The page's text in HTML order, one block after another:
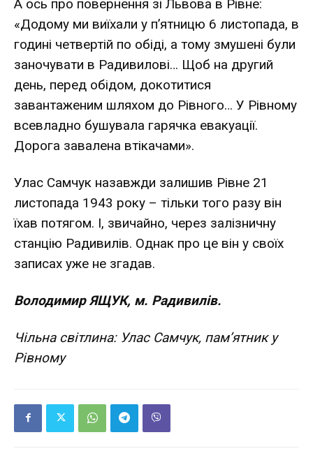
А ось про повернення зі Львова в Рівне:
«Додому ми виїхали у п’ятницю 6 листопада, в
годині четвертій по обіді, а тому змушені були
заночувати в Радивилові… Щоб на другий
день, перед обідом, докотитися
завантаженим шляхом до Рівного… У Рівному
всевладно бушувала гарячка евакуації.
Дорога завалена втікачами».
Улас Самчук назавжди залишив Рівне 21
листопада 1943 року – тільки того разу він
їхав потягом. І, звичайно, через залізничну
станцію Радивилів. Однак про це він у своїх
записах уже не згадав.
Володимир ЯЩУК, м. Радивилів.
Чільна світлина: Улас Самчук, пам’ятник у
Рівному